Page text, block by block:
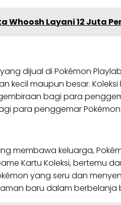
Whoosh Layani 12 Juta
dijual di Pokémon
kecil maupun besar.
bagi para
para penggemar
membawa keluarga,
Kartu Koleksi, bertemu
yang seru dan
baru dalam berbelanja